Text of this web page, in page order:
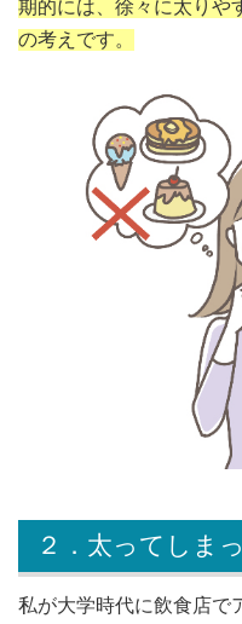
期的には、徐々に太りや
の考えです。
２．太ってしま
私が大学時代に飲食店で